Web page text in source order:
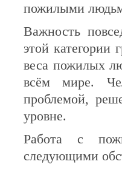
пожилыми
Важность
этой категории
веса пожилых
всём мире.
проблемой,
уровне.
Работа с
следующими